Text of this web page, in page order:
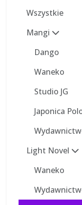
Wszystkie
Mangi
Dango
Waneko
Studio JG
Japonica
Light Novel
Waneko